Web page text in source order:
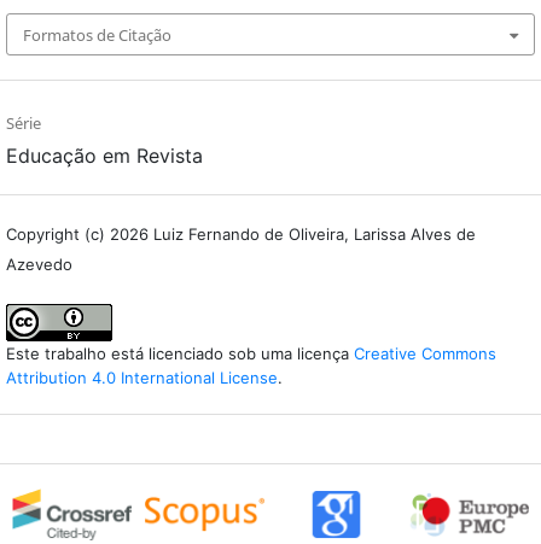
Formatos de Citação
Série
Educação em Revista
Copyright (c) 2026 Luiz Fernando de Oliveira, Larissa Alves de
Azevedo
Este trabalho está licenciado sob uma licença Creative Commons
Attribution 4.0 International License.